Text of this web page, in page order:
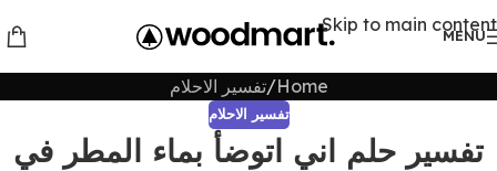
Skip to main content
MENU
Home تفسير الاحلام
تفسير الاحلام
تفسير حلم اني اتوضأ بماء المطر في